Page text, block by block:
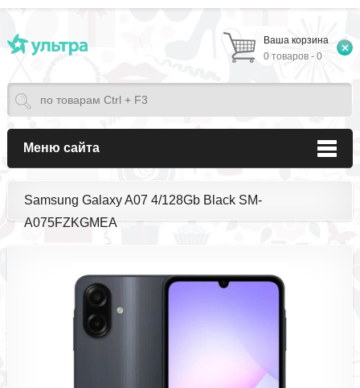
Ваша корзина
0 товаров - 0
Меню сайта
Samsung Galaxy A07 4/128Gb Black SM-
A075FZKGMEA